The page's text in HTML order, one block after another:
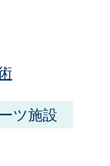
ツ施設